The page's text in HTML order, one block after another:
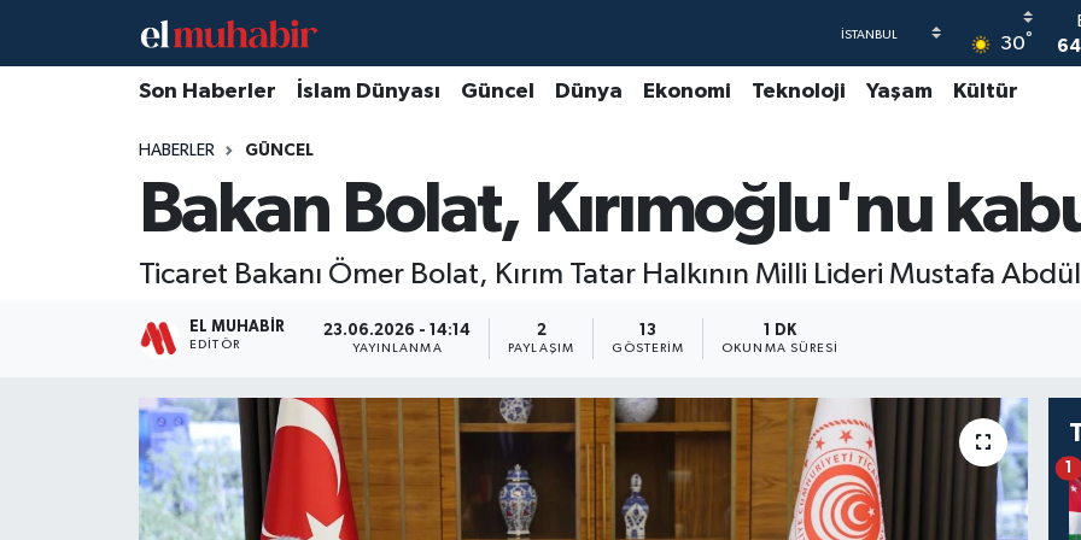
30°
Son Haberler İslam Dünyası Güncel Dünya Ekonomi Teknoloji Yaşam Kültür
HABERLER GÜNCEL
Bakan Bolat, Kırımoğlu'nu
Ticaret Bakanı Ömer Bolat, Kırım Tatar Halkının Milli Lideri Mustafa
EL MUHABIR
EDITÖR
23.06.2026 - 14:14
YAYINLANMA
2
PAYLAŞIM
13
GÖSTERIM
1 DK
OKUNMA SÜRESI
1
Hava Durumu
Trafik Durumu
Süper Lig Puan Durumu ve Fikstür
Tüm Manşetler
Son Dakika Haberleri
Haber Arşivi